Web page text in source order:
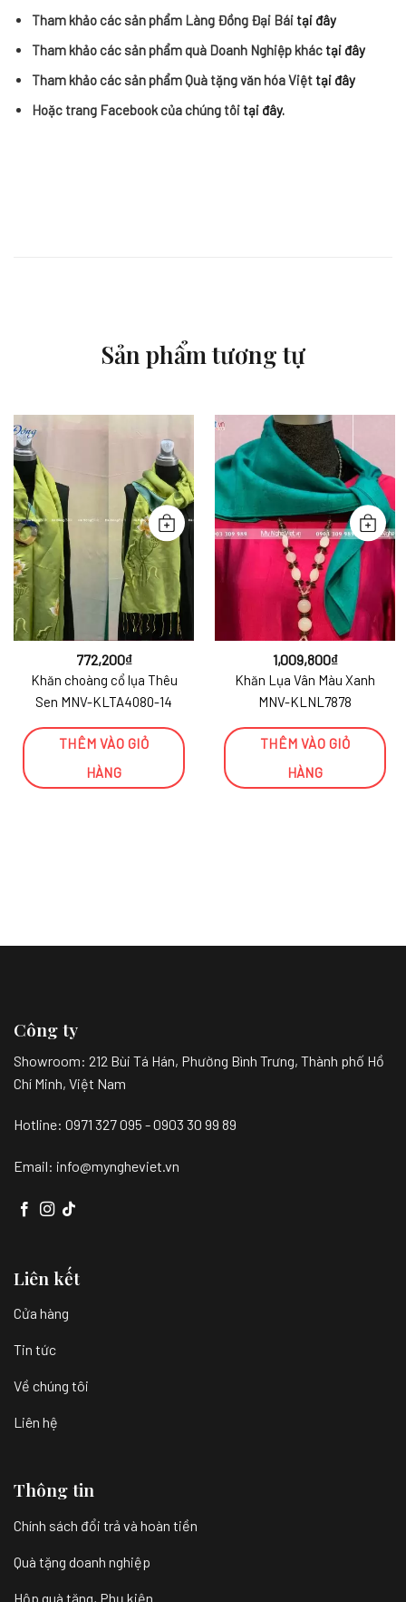
Tham khảo các sản phẩm Làng Đồng Đại Báitại đây
Tham khảo các sản phẩm quà Doanh Nghiệp kháctại đây
Tham khảo các sản phẩm Quà tặng văn hóa Việttại đây
Hoặc trang Facebook của chúng tôitại đây.
Sản phẩm tương tự
772,200₫
Khăn choàng cổ lụa Thêu
Sen MNV-KLTA4080-14
THÊM VÀO GIỎ
HÀNG
1,009,800₫
Khăn Lụa Vân Màu Xanh
MNV-KLNL7878
THÊM VÀO GIỎ
HÀNG
Công ty
Showroom: 212 Bùi Tá Hán, Phường Bình Trưng, Thành phố Hồ
Chí Minh, Việt Nam
Hotline: 0971 327 095 - 0903 30 99 89
Email: info@myngheviet.vn
Liên kết
Cửa hàng
Tin tức
Về chúng tôi
Liên hệ
Thông tin
Chính sách đổi trả và hoàn tiền
Quà tặng doanh nghiệp
Hộp quà tặng, Phụ kiện